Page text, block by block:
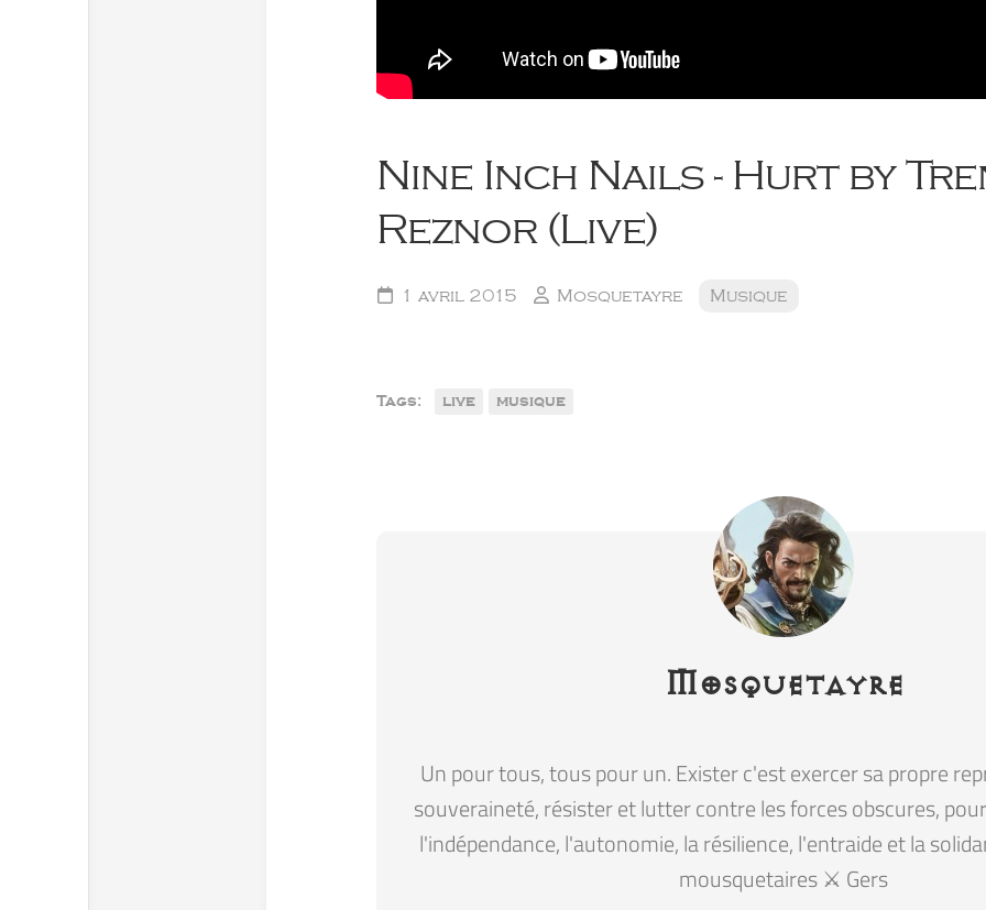
Nine Inch Nails - Hurt by
Reznor (Live)
1 avril 2015 Mosquetayre Musique
Tags: live musique
Mosquetayre
Un pour tous, tous pour un. Exister c'est exercer sa propre
souveraineté, résister et lutter contre les forces obscures,
l'indépendance, l'autonomie, la résilience, l'entraide et la
mousquetaires ⚔️ Gers